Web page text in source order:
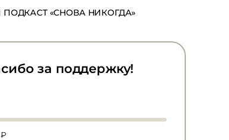
«СНОВА НИКОГДА»
за поддержку!